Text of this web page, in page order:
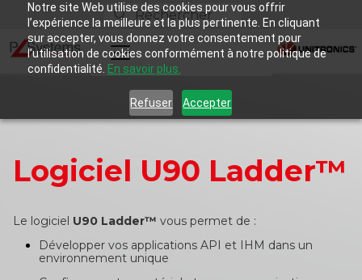
Notre site Web utilise des cookies pour vous offrir
l’expérience la meilleure et la plus pertinente. En cliquant
sur accepter, vous donnez votre consentement pour
l’utilisation de cookies conformément à notre politique de
confidentialité. En savoir plus.
Refuser Accepter
Logiciel U90 Ladder™
Le logiciel U90 Ladder™ vous permet de :
Développer vos applications API et IHM dans un
environnement unique